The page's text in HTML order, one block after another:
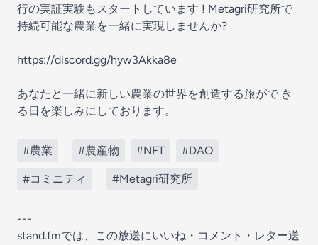
行の実証実験もスタートしています ! Metagri研究所で
持続可能な農業を一緒に実現しませんか?
https://discord.gg/hyw3Akka8e
あなたと一緒に新しい農業の世界を創造する旅がで き
る日を楽しみにしております。
#農業 #農産物 #NFT #DAO
#コミニティ #Metagri研究所
---
stand.fmでは、この放送にいいね・コメント・レター送